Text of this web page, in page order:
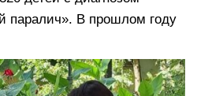
паралич». В прошлом году